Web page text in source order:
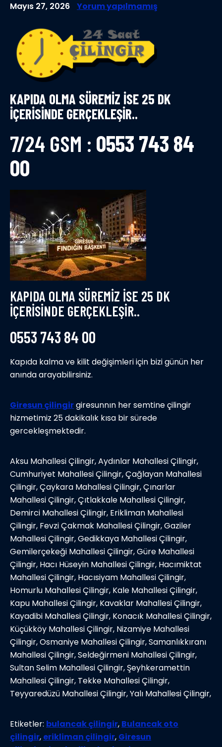
Mayıs 27, 2026 Yorum yapılmamış
KAPIDA OLMA SÜREMİZ İSE 25 DK
İÇERİSİNDE GERÇEKLEŞİR..
7/24 GSM : 0553 743 84
00
KAPIDA OLMA SÜREMİZ İSE 25 DK
İÇERİSİNDE GERÇEKLEŞİR..
0553 743 84 00
Kapıda kalma ve kilit değişimleri için bizi günün her
anında arayabilirsiniz.
Giresun çilingirgiresunnın her semtine çilingir
hizmetimiz 25 dakikalık kısa bir sürede
gercekleşmektedir.
Aksu Mahallesi Çilingir, Aydınlar Mahallesi Çilingir,
Cumhuriyet Mahallesi Çilingir, Çağlayan Mahallesi
Çilingir, Çaykara Mahallesi Çilingir, Çınarlar
Mahallesi Çilingir, Çıtlakkale Mahallesi Çilingir,
Demirci Mahallesi Çilingir, Erikliman Mahallesi
Çilingir, Fevzi Çakmak Mahallesi Çilingir, Gaziler
Mahallesi Çilingir, Gedikkaya Mahallesi Çilingir,
Gemilerçekeği Mahallesi Çilingir, Güre Mahallesi
Çilingir, Hacı Hüseyin Mahallesi Çilingir, Hacımiktat
Mahallesi Çilingir, Hacısiyam Mahallesi Çilingir,
Homurlu Mahallesi Çilingir, Kale Mahallesi Çilingir,
Kapu Mahallesi Çilingir, Kavaklar Mahallesi Çilingir,
Kayadibi Mahallesi Çilingir, Konacık Mahallesi Çilingir,
Küçükköy Mahallesi Çilingir, Nizamiye Mahallesi
Çilingir, Osmaniye Mahallesi Çilingir, Samanlıkkıranı
Mahallesi Çilingir, Seldeğirmeni Mahallesi Çilingir,
Sultan Selim Mahallesi Çilingir, Şeyhkeramettin
Mahallesi Çilingir, Tekke Mahallesi Çilingir,
Teyyaredüzü Mahallesi Çilingir, Yalı Mahallesi Çilingir,
Etiketler: bulancak çilingir, Bulancak oto
çilingir, erikliman çilingir, Giresun